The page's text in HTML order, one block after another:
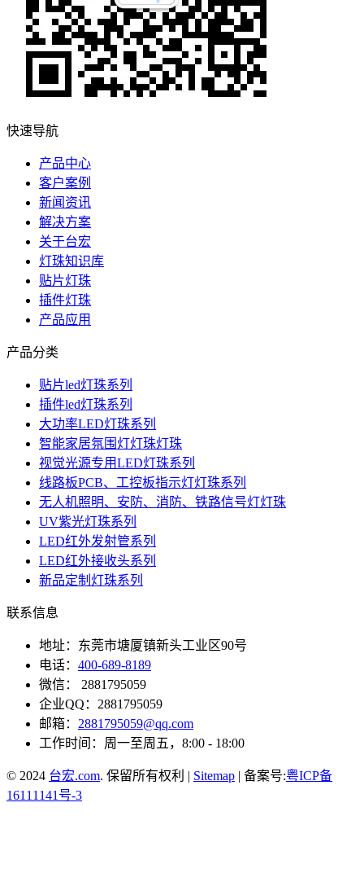
快速导航
产品中心
客户案例
新闻资讯
解决方案
关于台宏
灯珠知识库
贴片灯珠
插件灯珠
产品应用
产品分类
贴片led灯珠系列
插件led灯珠系列
大功率LED灯珠系列
智能家居氛围灯灯珠灯珠
视觉光源专用LED灯珠系列
线路板PCB、工控板指示灯灯珠系列
无人机照明、安防、消防、铁路信号灯灯珠
UV紫光灯珠系列
LED红外发射管系列
LED红外接收头系列
新品定制灯珠系列
联系信息
地址：东莞市塘厦镇新头工业区90号
电话： 400-689-8189
微信： 2881795059
企业QQ：2881795059
邮箱： 2881795059@qq.com
工作时间：周一至周五，8:00 - 18:00
© 2024 台宏.com. 保留所有权利 | Sitemap | 备案号:粤ICP备
16111141号-3